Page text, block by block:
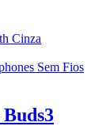
Sem Fios